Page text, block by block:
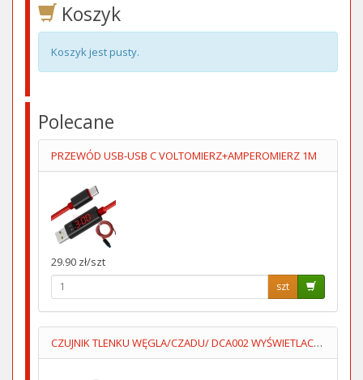
Koszyk
Koszyk jest pusty.
Polecane
PRZEWÓD USB-USB C VOLTOMIERZ+AMPEROMIERZ 1M
29.90 zł/szt
szt
CZUJNIK TLENKU WĘGLA/CZADU/ DCA002 WYŚWIETLACZ 3XAA LUMIO